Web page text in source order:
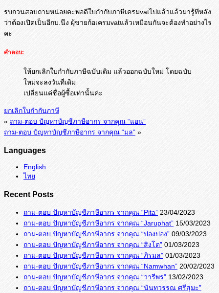
รบกวนสอบถามหน่อยคะพอดีใบกำกับภาษีเครมvatไปแล้วแล้วมารู้ทีหลัง
ว่าต้องเปิดเป็นอีกบ.นึง ผุ้ขายก้อเครมvatแล้วเหมือนกันจะต้องทำอย่างไร
คะ
คำตอบ:
ให้ยกเลิกใบกำกับภาษีฉบับเดิม แล้วออกฉบับใหม่ โดยฉบับ
ใหม่จะลงวันที่เดิม
เปลี่ยนแค่ชื่อผู้ซื้อเท่านั้นค่ะ
ยกเลิกใบกำกับภาษี
« ถาม-ตอบ ปัญหาบัญชีภาษีอากร จากคุณ “แอน”
ถาม-ตอบ ปัญหาบัญชีภาษีอากร จากคุณ “มล” »
Languages
English
ไทย
Recent Posts
ถาม-ตอบ ปัญหาบัญชีภาษีอากร จากคุณ “Pita” 23/04/2023
ถาม-ตอบ ปัญหาบัญชีภาษีอากร จากคุณ “Jaruphat” 15/03/2023
ถาม-ตอบ ปัญหาบัญชีภาษีอากร จากคุณ “ปองปอง” 09/03/2023
ถาม-ตอบ ปัญหาบัญชีภาษีอากร จากคุณ “สิงโต” 01/03/2023
ถาม-ตอบ ปัญหาบัญชีภาษีอากร จากคุณ “ภิรมล” 01/03/2023
ถาม-ตอบ ปัญหาบัญชีภาษีอากร จากคุณ “Namwhan” 20/02/2023
ถาม-ตอบ ปัญหาบัญชีภาษีอากร จากคุณ “วารีพร” 13/02/2023
ถาม-ตอบ ปัญหาบัญชีภาษีอากร จากคุณ “นันทวรรณ ศรีสุมะ”